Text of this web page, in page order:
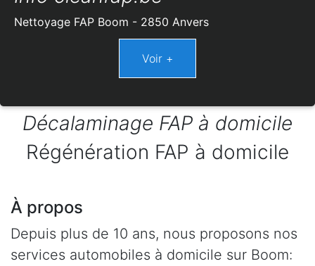
Nettoyage FAP Boom - 2850 Anvers
Décalaminage FAP à domicile
Régénération FAP à domicile
À propos
Depuis plus de 10 ans, nous proposons nos
services automobiles à domicile sur Boom: